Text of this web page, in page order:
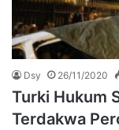
Dsy 26/11/2020
Turki Hukum
Terdakwa